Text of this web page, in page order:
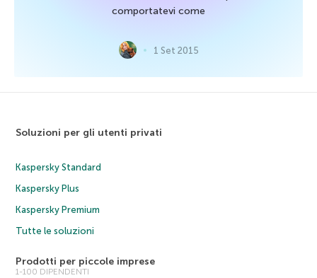
comportatevi come
1 Set 2015
Soluzioni per gli utenti privati
Kaspersky Standard
Kaspersky Plus
Kaspersky Premium
Tutte le soluzioni
Prodotti per piccole imprese
1-100 DIPENDENTI